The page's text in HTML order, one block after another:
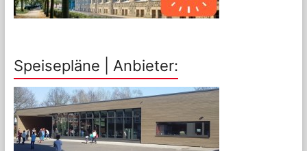
Speisepläne | Anbieter: